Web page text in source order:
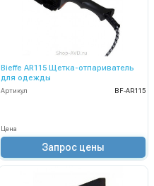
Bieffe AR115 Щетка-отпариватель
для одежды
Артикул BF-AR115
Цена
Запрос цены